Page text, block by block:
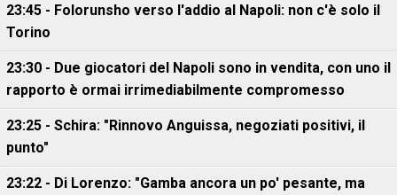
23:45 - Folorunsho verso l'addio al Napoli: non c'è solo il
Torino
23:30 - Due giocatori del Napoli sono in vendita, con uno il
rapporto è ormai irrimediabilmente compromesso
23:25 - Schira: "Rinnovo Anguissa, negoziati positivi, il
punto"
23:22 - Di Lorenzo: "Gamba ancora un po' pesante, ma